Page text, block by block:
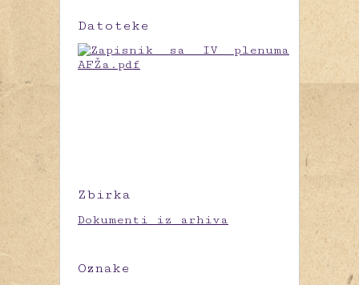
Datoteke
Zbirka
Dokumenti iz arhiva
Oznake